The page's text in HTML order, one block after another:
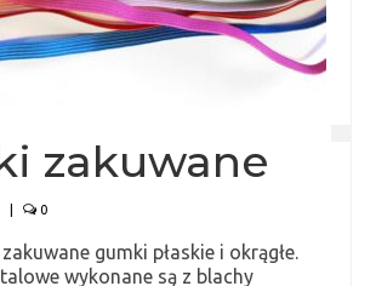
zakuwane
0
gumki płaskie i okrągłe.
wykonane są z blachy